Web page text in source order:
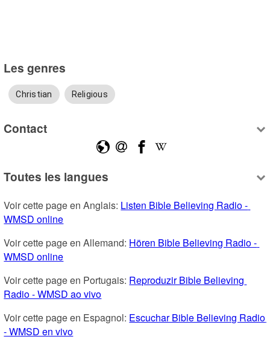
Les genres
Christian Religious
Contact
Toutes les langues
Voir cette page en Anglais: Listen Bible Believing Radio -
WMSD online
Voir cette page en Allemand: Hören Bible Believing Radio -
WMSD online
Voir cette page en Portugais: Reproduzir Bible Believing
Radio - WMSD ao vivo
Voir cette page en Espagnol: Escuchar Bible Believing Radio
- WMSD en vivo